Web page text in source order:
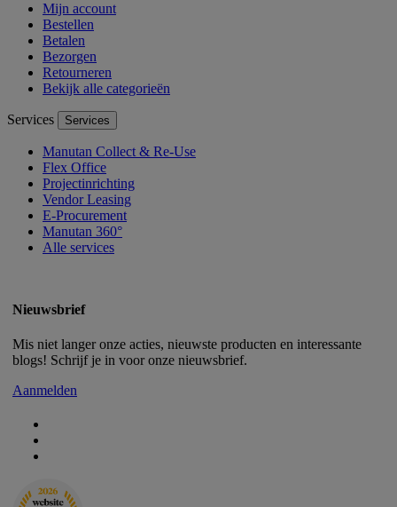
Mijn account
Bestellen
Betalen
Bezorgen
Retourneren
Bekijk alle categorieën
Services Services
Manutan Collect & Re-Use
Flex Office
Projectinrichting
Vendor Leasing
E-Procurement
Manutan 360°
Alle services
Nieuwsbrief
Mis niet langer onze acties, nieuwste producten en interessante
blogs! Schrijf je in voor onze nieuwsbrief.
Aanmelden